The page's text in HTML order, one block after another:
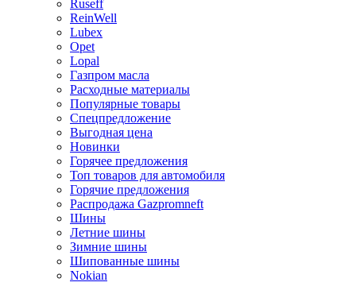
Ruseff
ReinWell
Lubex
Opet
Lopal
Газпром масла
Расходные материалы
Популярные товары
Спецпредложение
Выгодная цена
Новинки
Горячее предложения
Топ товаров для автомобиля
Горячие предложения
Распродажа Gazpromneft
Шины
Летние шины
Зимние шины
Шипованные шины
Nokian